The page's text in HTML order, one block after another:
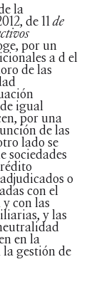
la
de 11de
por un
a d el
de las
igual
por una
de las
lado se
sociedades
o
con el
con las
y las
en la
la gestión de